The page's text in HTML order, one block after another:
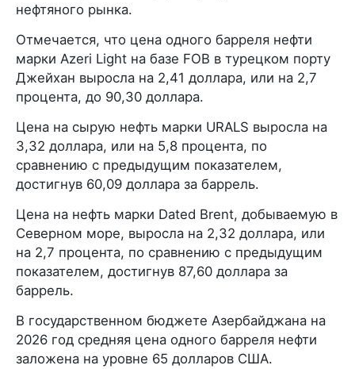
нефтяного рынка.
Отмечается, что цена одного барреля нефти
марки Azeri Light на базе FOB в турецком порту
Джейхан выросла на 2,41 доллара, или на 2,7
процента, до 90,30 доллара.
Цена на сырую нефть марки URALS выросла на
3,32 доллара, или на 5,8 процента, по
сравнению с предыдущим показателем,
достигнув 60,09 доллара за баррель.
Цена на нефть марки Dated Brent, добываемую в
Северном море, выросла на 2,32 доллара, или
на 2,7 процента, по сравнению с предыдущим
показателем, достигнув 87,60 доллара за
баррель.
В государственном бюджете Азербайджана на
2026 год средняя цена одного барреля нефти
заложена на уровне 65 долларов США.